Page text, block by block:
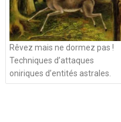
Rêvez mais ne dormez pas !
Techniques d’attaques
oniriques d’entités astrales.